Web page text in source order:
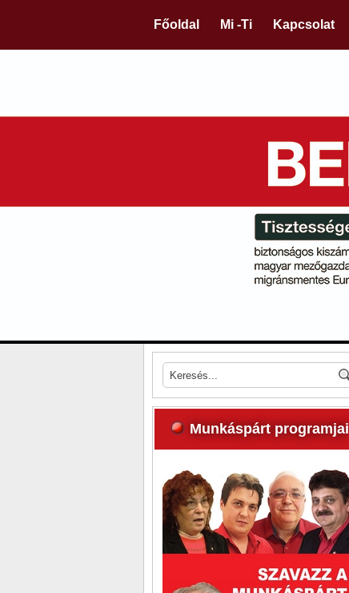
Főoldal Mi -Ti Kapcsolat
Munkáspárt programjai